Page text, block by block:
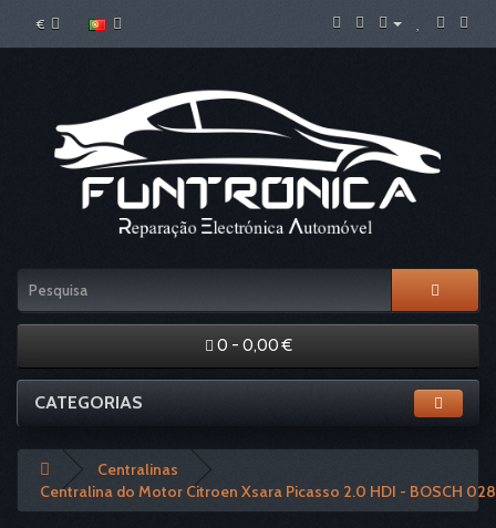
€
0 - 0,00 €
CATEGORIAS
Centralinas
Centralina do Motor Citroen Xsara Picasso 2.0 HDI - BOSCH